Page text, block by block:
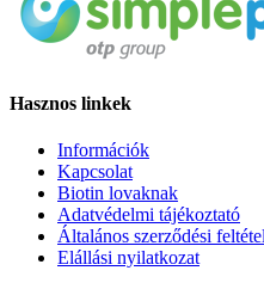
Hasznos linkek
Információk
Kapcsolat
Biotin lovaknak
Adatvédelmi tájékoztató
Általános szerződési
Elállási nyilatkozat